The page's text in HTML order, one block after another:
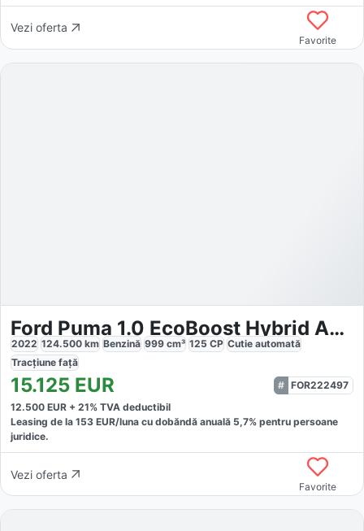
Vezi oferta
Favorite
Ford Puma 1.0 EcoBoost Hybrid Aut. Titanium
2022 124.500 km Benzină 999 cm³ 125 CP Cutie automată
Tracțiune față
15.125 EUR
FOR222497
12.500 EUR + 21% TVA deductibil
Leasing de la 153 EUR/luna cu dobăndă anuală 5,7% pentru persoane
juridice.
Vezi oferta
Favorite